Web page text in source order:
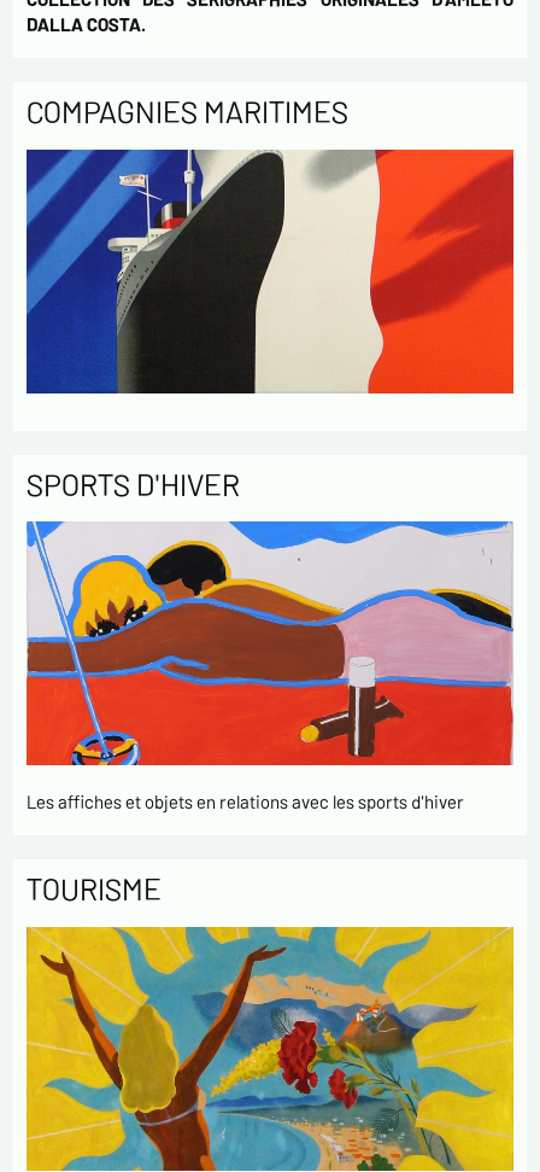
DALLA COSTA.
COMPAGNIES MARITIMES
SPORTS D'HIVER
Les affiches et objets en relations avec les sports d'hiver
TOURISME